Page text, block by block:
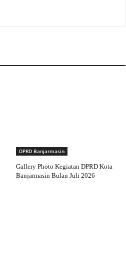
DPRD Banjarmasin
Gallery Photo Kegiatan DPRD Kota
Banjarmasin Bulan Juli 2026